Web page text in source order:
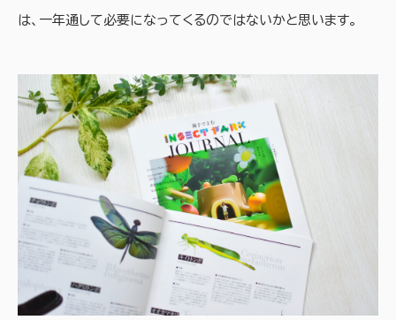
は、一年通して必要になってくるのではないかと思います。